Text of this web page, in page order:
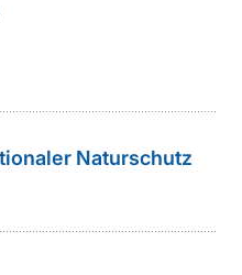
Naturschutz